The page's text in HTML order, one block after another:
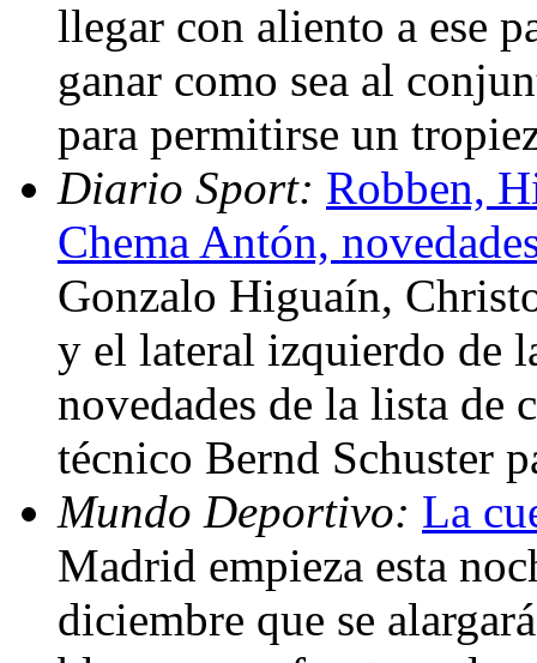
llegar con aliento a ese
ganar como sea al
para permitirse un
Diario Sport: Robben,
Chema Antón,
Gonzalo Higuaín,
y el lateral izquierdo de
novedades de la lista de
técnico Bernd Schuster
Mundo Deportivo: La
Madrid empieza esta
diciembre que se